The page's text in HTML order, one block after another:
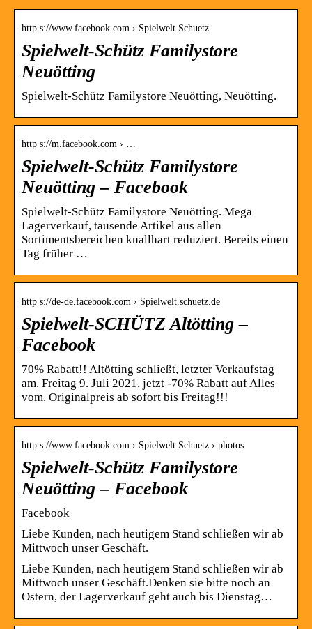
http s://www.facebook.com › Spielwelt.Schuetz
Spielwelt-Schütz Familystore
Neuötting
Spielwelt-Schütz Familystore Neuötting, Neuötting.
http s://m.facebook.com › …
Spielwelt-Schütz Familystore
Neuötting – Facebook
Spielwelt-Schütz Familystore Neuötting. Mega
Lagerverkauf, tausende Artikel aus allen
Sortimentsbereichen knallhart reduziert. Bereits einen
Tag früher …
http s://de-de.facebook.com › Spielwelt.schuetz.de
Spielwelt-SCHÜTZ Altötting –
Facebook
70% Rabatt!! Altötting schließt, letzter Verkaufstag
am. Freitag 9. Juli 2021, jetzt -70% Rabatt auf Alles
vom. Originalpreis ab sofort bis Freitag!!!
http s://www.facebook.com › Spielwelt.Schuetz › photos
Spielwelt-Schütz Familystore
Neuötting – Facebook
Facebook
Liebe Kunden, nach heutigem Stand schließen wir ab
Mittwoch unser Geschäft.
Liebe Kunden, nach heutigem Stand schließen wir ab
Mittwoch unser Geschäft.Denken sie bitte noch an
Ostern, der Lagerverkauf geht auch bis Dienstag…